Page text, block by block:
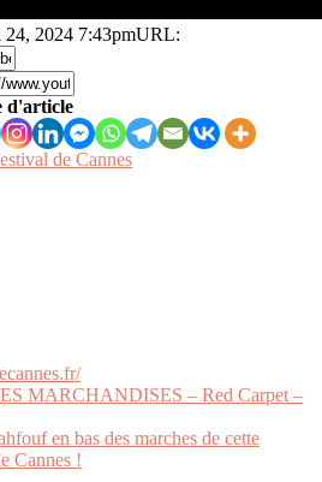
24, 2024 7:43pmURL:
d'article
de Cannes
MARCHANDISES – Red Carpet –
en bas des marches de cette
Cannes !